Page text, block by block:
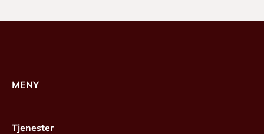
MENY
Tjenester